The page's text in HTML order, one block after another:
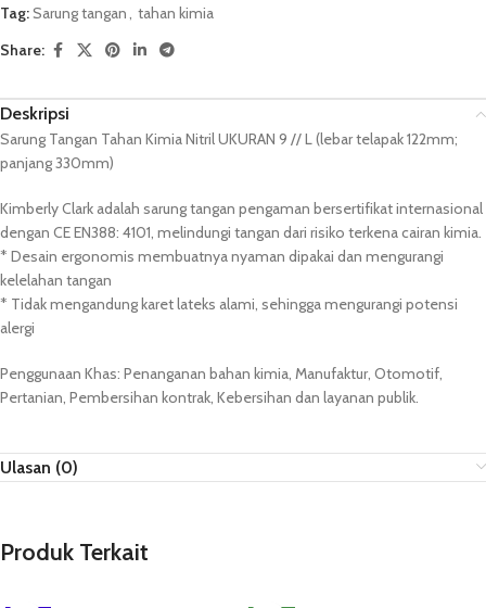
Tag:Sarung tangan
tahan kimia
Share:
Deskripsi
Sarung Tangan Tahan Kimia Nitril UKURAN 9 // L (lebar telapak 122mm;
panjang 330mm)
Kimberly Clark adalah sarung tangan pengaman bersertifikat internasional
dengan CE EN388: 4101, melindungi tangan dari risiko terkena cairan kimia.
* Desain ergonomis membuatnya nyaman dipakai dan mengurangi
kelelahan tangan
* Tidak mengandung karet lateks alami, sehingga mengurangi potensi
alergi
Penggunaan Khas: Penanganan bahan kimia, Manufaktur, Otomotif,
Pertanian, Pembersihan kontrak, Kebersihan dan layanan publik.
Ulasan (0)
Produk Terkait